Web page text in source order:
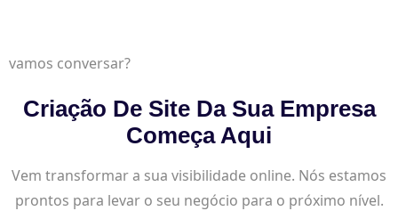
vamos conversar?
Criação De Site Da Sua Empresa
Começa Aqui
Vem transformar a sua visibilidade online. Nós estamos
prontos para levar o seu negócio para o próximo nível.